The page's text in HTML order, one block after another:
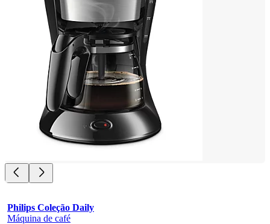
Philips Coleção Daily
Máquina de café